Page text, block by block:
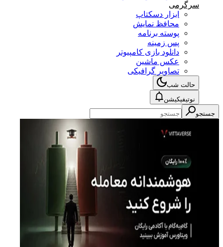
سرگرمی
ابزار دسکتاپ
محافظ نمایش
پوسته برنامه
پس زمینه
دانلود بازی کامپیوتر
عکس ماشین
تصاویر گرافیکی
حالت شب
نوتیفیکیشن
جستجو